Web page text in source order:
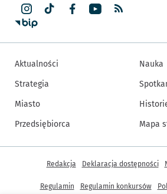
Aktualności
Strategia
Miasto
Przedsiębiorca
Nauka
Mapa
Inne informacje
Redakcja Deklaracja dostępności
Regulamin Regulamin konkursów